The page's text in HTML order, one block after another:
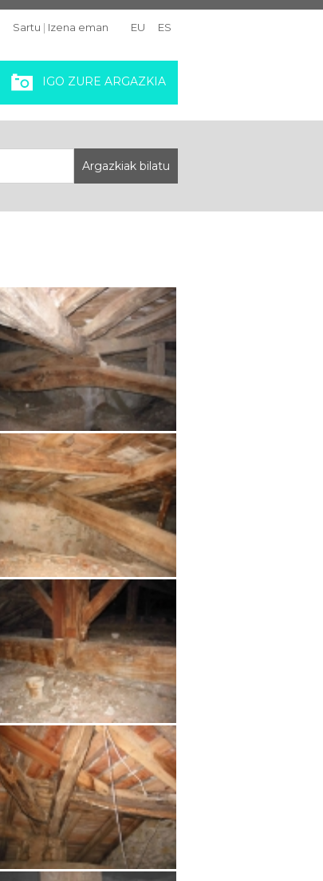
Sartu | Izena eman EU ES
IGO ZURE ARGAZKIA